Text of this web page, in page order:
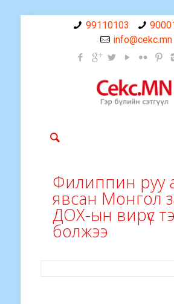
99110103
info@cekc.mn
Филиппин руу
явсан Монгол
ДОХ-ын вирүс
болжээ